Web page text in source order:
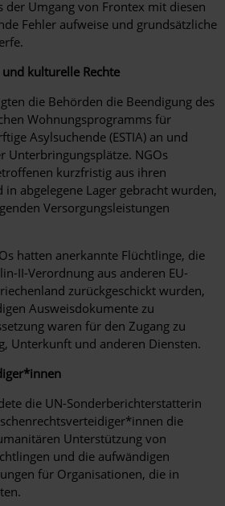
der Umgang von Frontex mit diesen
Fehler aufweise und grundsätzliche
kulturelle Rechte
die Behörden die Beendigung des
Wohnungsprogramms für
Asylsuchende (ESTIA) an und
Unterbringungsplätze. NGOs
kurzfristig aus ihren
abgelegene Lager gebracht wurden,
Versorgungsleistungen
hatten anerkannte Flüchtlinge, die
II-Verordnung aus anderen EU-
zurückgeschickt wurden,
Ausweisdokumente zu
waren für den Zugang zu
Unterkunft und anderen Diensten.
*innen
die UN-Sonderberichterstatterin
die
Unterstützung von
und die aufwändigen
für Organisationen, die in